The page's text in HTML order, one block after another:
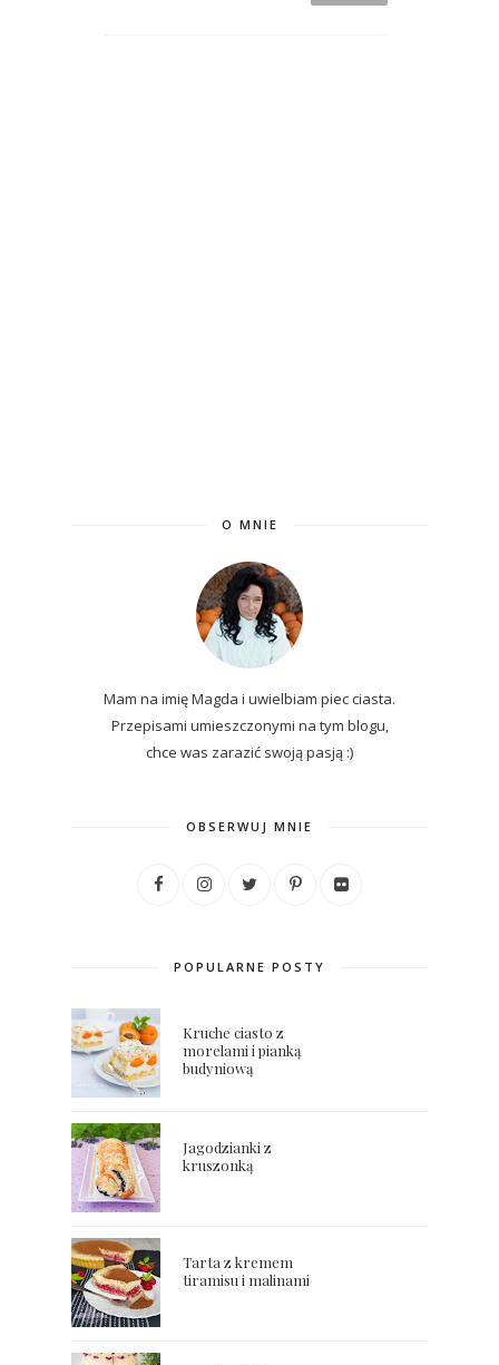
O MNIE
Mam na imię Magda i uwielbiam piec ciasta.
Przepisami umieszczonymi na tym blogu,
chce was zarazić swoją pasją :)
OBSERWUJ MNIE
POPULARNE POSTY
Kruche ciasto z
morelami i pianką
budyniową
Jagodzianki z
kruszonką
Tarta z kremem
tiramisu i malinami